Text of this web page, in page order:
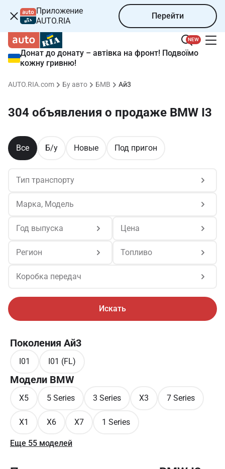
Приложение
AUTO.RIA
Перейти
NEW
Донат до донату – автівка на фронт! Подвоїмо
кожну гривню!
AUTO.RIA.com Бу авто БМВ Ай3
304 объявления о продаже BMW I3
Все Б/у Новые Под пригон
Тип транспорту
Марка, Модель
Год выпуска Цена
Регион Топливо
Коробка передач
Искать
Поколения Ай3
I01 I01 (FL)
Модели BMW
X5 5 Series 3 Series X3 7 Series
X1 X6 X7 1 Series
Еще 55 моделей